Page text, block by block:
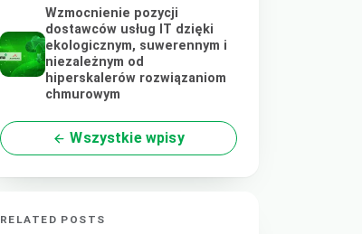
Wzmocnienie pozycji
dostawców usług IT dzięki
ekologicznym, suwerennym i
niezależnym od
hiperskalerów rozwiązaniom
chmurowym
Wszystkie wpisy
RELATED POSTS